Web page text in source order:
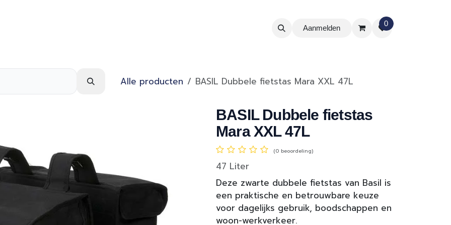
Aanmelden
0
Alle producten BASIL Dubbele fietstas Mara XXL 47L
BASIL Dubbele fietstas
Mara XXL 47L
(0 beoordeling)
47 Liter
Deze zwarte dubbele fietstas van Basil is
een praktische en betrouwbare keuze
voor dagelijks gebruik, boodschappen en
woon-werkverkeer.